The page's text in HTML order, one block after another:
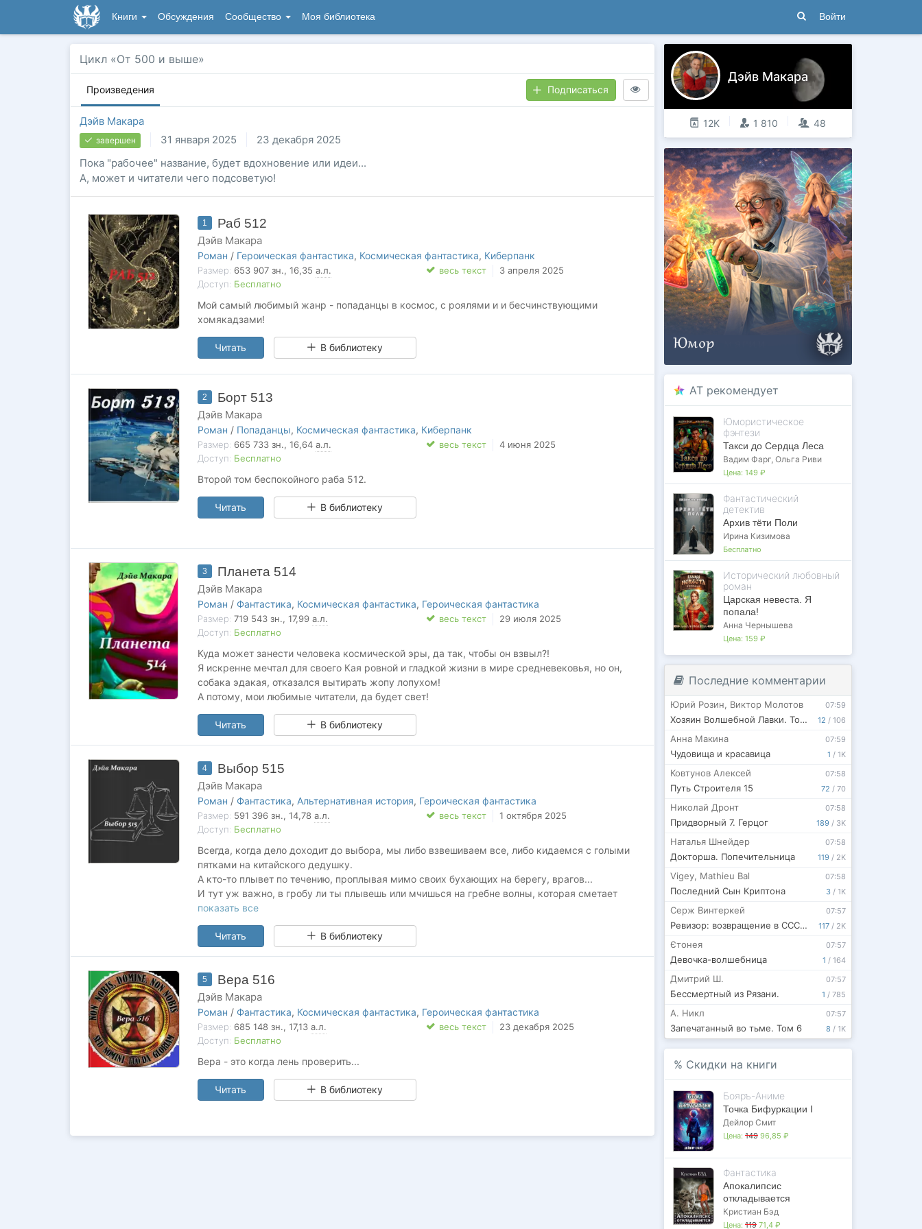
Книги Обсуждения Сообщество Моя библиотека Войти
Цикл «От 500 и выше»
Произведения Подписаться
Дэйв Макара
завершен 31 января 2025
23 декабря 2025
Пока "рабочее" название, будет вдохновение или идеи...
А, может и читатели чего подсоветую!
1 Раб 512
Дэйв Макара
Роман / Героическая фантастика, Космическая фантастика, Киберпанк
Размер: 653 907 зн., 16,35 а.л.
Доступ: Бесплатно
весь текст 3 апреля 2025
Мой самый любимый жанр - попаданцы в космос, с роялями и и бесчинствующими
хомякадзами!
Читать В библиотеку
2 Борт 513
Дэйв Макара
Роман / Попаданцы, Космическая фантастика, Киберпанк
Размер: 665 733 зн., 16,64 а.л.
Доступ: Бесплатно
весь текст 4 июня 2025
Второй том беспокойного раба 512.
Читать В библиотеку
3 Планета 514
Дэйв Макара
Роман / Фантастика, Космическая фантастика, Героическая фантастика
Размер: 719 543 зн., 17,99 а.л.
Доступ: Бесплатно
весь текст 29 июля 2025
Куда может занести человека космической эры, да так, чтобы он взвыл?!
Я искренне мечтал для своего Кая ровной и гладкой жизни в мире средневековья, но он,
собака эдакая, отказался вытирать жопу лопухом!
А потому, мои любимые читатели, да будет свет!
Читать В библиотеку
4 Выбор 515
Дэйв Макара
Роман / Фантастика, Альтернативная история, Героическая фантастика
Размер: 591 396 зн., 14,78 а.л.
Доступ: Бесплатно
весь текст 1 октября 2025
Всегда, когда дело доходит до выбора, мы либо взвешиваем все, либо кидаемся с голыми
пятками на китайского дедушку.
А кто-то плывет по течению, проплывая мимо своих бухающих на берегу, врагов...
И тут уж важно, в гробу ли ты плывешь или мчишься на гребне волны, которая сметает
все...
показать все
Читать В библиотеку
5 Вера 516
Дэйв Макара
Роман / Фантастика, Космическая фантастика, Героическая фантастика
Размер: 685 148 зн., 17,13 а.л.
Доступ: Бесплатно
весь текст 23 декабря 2025
Вера - это когда лень проверить...
Читать В библиотеку
Дэйв Макара
12K 1 810 48
AT рекомендует
Юмористическое
фэнтези
Такси до Сердца Леса
Вадим Фарг, Ольга Риви
Цена: 149 ₽
Фантастический
детектив
Архив тёти Поли
Ирина Кизимова
Бесплатно
Исторический любовный
роман
Царская невеста. Я
попала!
Анна Чернышева
Цена: 159 ₽
Последние комментарии
12 / 106
07:59
Юрий Розин, Виктор Молотов
Хозяин Волшебной Лавки. Том 6
1 / 1K
07:59
Анна Макина
Чудовища и красавица
72 / 70
07:58
Ковтунов Алексей
Путь Строителя 15
189 / 3K
07:58
Николай Дронт
Придворный 7. Герцог
119 / 2K
07:58
Наталья Шнейдер
Докторша. Попечительница
3 / 1K
07:58
Vigey, Mathieu Bal
Последний Сын Криптона
117 / 2K
07:57
Серж Винтеркей
Ревизор: возвращение в СССР 62
1 / 164
07:57
Єтонея
Девочка-волшебница
1 / 785
07:57
Дмитрий Ш.
Бессмертный из Рязани.
8 / 1K
07:57
А. Никл
Запечатанный во тьме. Том 6
% Скидки на книги
Бояръ-Аниме
Точка Бифуркации I
Дейлор Смит
Цена: 149 96,85 ₽
Фантастика
Апокалипсис
откладывается
Кристиан Бэд
Цена: 119 71,4 ₽